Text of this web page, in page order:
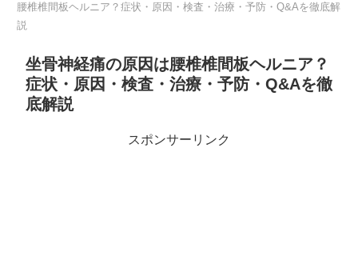
腰椎椎間板ヘルニア？症状・原因・検査・治療・予防・Q&Aを徹底解
説
坐骨神経痛の原因は腰椎椎間板ヘルニア？
症状・原因・検査・治療・予防・Q&Aを徹
底解説
スポンサーリンク